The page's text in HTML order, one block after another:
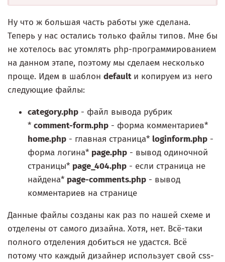
Ну что ж большая часть работы уже сделана.
Теперь у нас остались только файлы типов. Мне бы
не хотелось вас утомлять php-программированием
на данном этапе, поэтому мы сделаем несколько
проще. Идем в шаблон default и копируем из него
следующие файлы:
category.php - файл вывода рубрик
* comment-form.php - форма комментариев*
home.php - главная страница* loginform.php -
форма логина* page.php - вывод одиночной
страницы* page_404.php - если страница не
найдена* page-comments.php - вывод
комментариев на странице
Данные файлы созданы как раз по нашей схеме и
отделены от самого дизайна. Хотя, нет. Всё-таки
полного отделения добиться не удастся. Всё
потому что каждый дизайнер использует свой css-